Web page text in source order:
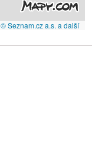
© Seznam.cz a.s. a další